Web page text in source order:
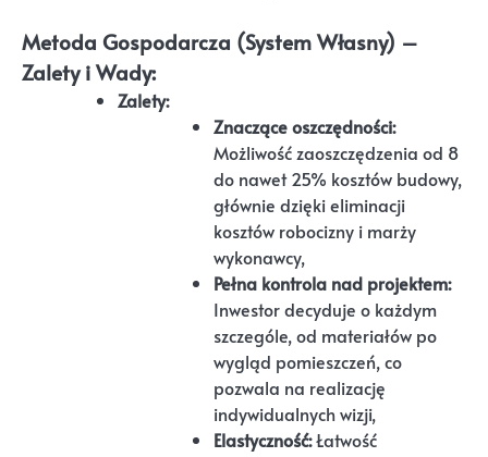
Metoda Gospodarcza (System Własny) –
Zalety i Wady:
Zalety:
Znaczące oszczędności:
Możliwość zaoszczędzenia od 8
do nawet 25% kosztów budowy,
głównie dzięki eliminacji
kosztów robocizny i marży
wykonawcy,
Pełna kontrola nad projektem:
Inwestor decyduje o każdym
szczególe, od materiałów po
wygląd pomieszczeń, co
pozwala na realizację
indywidualnych wizji,
Elastyczność:Łatwość